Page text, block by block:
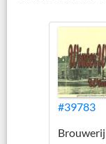
#39783